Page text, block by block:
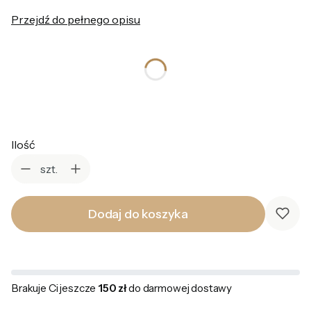
Przejdź do pełnego opisu
Ilość
szt.
Dodaj do koszyka
Brakuje Ci jeszcze 150 złdo darmowej dostawy